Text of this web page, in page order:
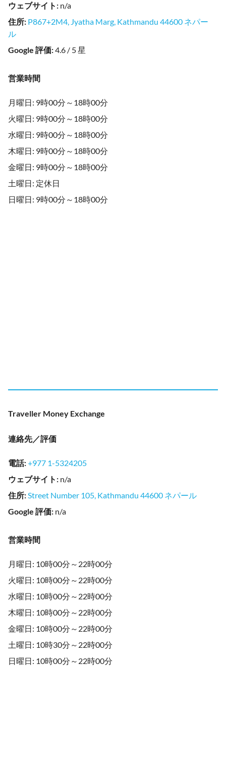
ウェブサイト : n/a
住所: P867+2M4, Jyatha Marg, Kathmandu 44600 ネパー
ル
Google 評価:4.6 / 5 星
営業時間
月曜日: 9時00分～18時00分
火曜日: 9時00分～18時00分
水曜日: 9時00分～18時00分
木曜日: 9時00分～18時00分
金曜日: 9時00分～18時00分
土曜日: 定休日
日曜日: 9時00分～18時00分
Traveller Money Exchange
連絡先／評価
電話:+977 1-5324205
ウェブサイト : n/a
住所:Street Number 105, Kathmandu 44600 ネパール
Google 評価: n/a
営業時間
月曜日: 10時00分～22時00分
火曜日: 10時00分～22時00分
水曜日: 10時00分～22時00分
木曜日: 10時00分～22時00分
金曜日: 10時00分～22時00分
土曜日: 10時30分～22時00分
日曜日: 10時00分～22時00分